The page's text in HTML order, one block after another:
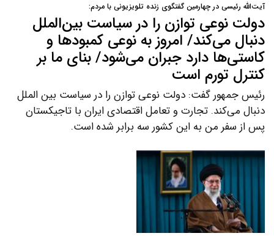
آیت‌الله رئیسی در چهارمین گفتگوی زنده تلویزیونی با مردم:
دولت نوعی توازن را در سیاست بین‌الملل
دنبال می‌کند/ امروز به نوعی کمبودها و
کاستی‌ها دارد جبران می‌شود/ بنای ما بر
کنترل تورم است‌
رئیس جمهور گفت: دولت نوعی توازن را در سیاست بین الملل
دنبال می‌کند. تجارت و تعامل اقتصادی ایران با تاجیکستان
پس از سفر من به این کشور سه برابر شده است.